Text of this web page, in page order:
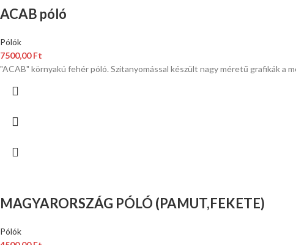
ACAB póló
Pólók
7500,00Ft
"ACAB" környakú fehér póló. Szitanyomással készült nagy méretű grafikák a
MAGYARORSZÁG PÓLÓ (PAMUT,FEKETE)
Pólók